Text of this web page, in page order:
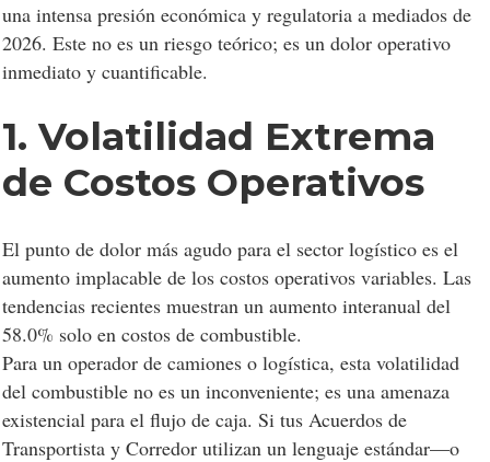
una intensa presión económica y regulatoria a mediados de
2026. Este no es un riesgo teórico; es un dolor operativo
inmediato y cuantificable.
1. Volatilidad Extrema
de Costos Operativos
El punto de dolor más agudo para el sector logístico es el
aumento implacable de los costos operativos variables. Las
tendencias recientes muestran un aumento interanual del
58.0% solo en costos de combustible.
Para un operador de camiones o logística, esta volatilidad
del combustible no es un inconveniente; es una amenaza
existencial para el flujo de caja. Si tus Acuerdos de
Transportista y Corredor utilizan un lenguaje estándar—o